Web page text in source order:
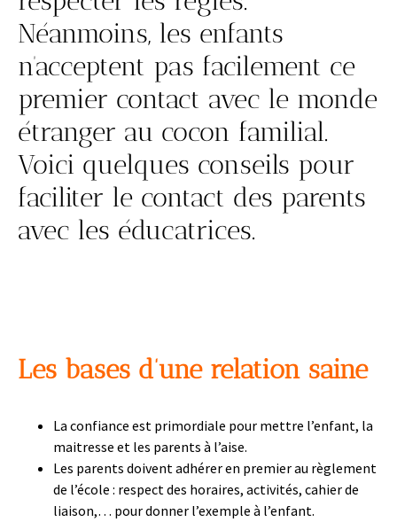
Néanmoins, les enfants
n’acceptent pas facilement ce
premier contact avec le monde
étranger au cocon familial.
Voici quelques conseils pour
faciliter le contact des parents
avec les éducatrices.
Les bases d’une relation saine
La confiance est primordiale pour mettre l’enfant, la
maitresse et les parents à l’aise.
Les parents doivent adhérer en premier au règlement
de l’école : respect des horaires, activités, cahier de
liaison,… pour donner l’exemple à l’enfant.